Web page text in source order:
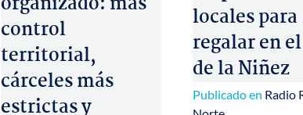
control
territorial,
cárceles más
estrictas y
locales para
regalar en
de la Niñez
Publicado en Radio